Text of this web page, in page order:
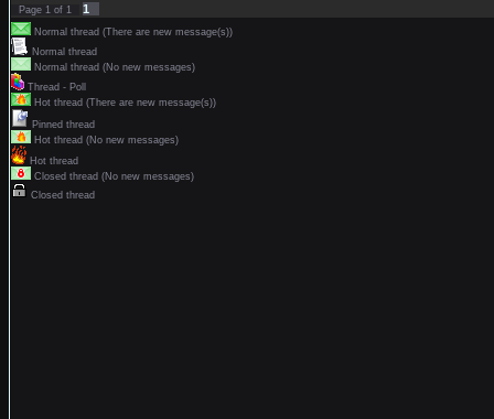
Page 1 of 1 1
Normal thread (There are new message(s))
Normal thread
Normal thread (No new messages)
Thread - Poll
Hot thread (There are new message(s))
Pinned thread
Hot thread (No new messages)
Hot thread
Closed thread (No new messages)
Closed thread